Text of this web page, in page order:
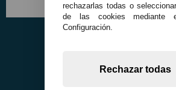
rechazarlas todas o
de las cookies mediante
Configuración.
Rechazar todas